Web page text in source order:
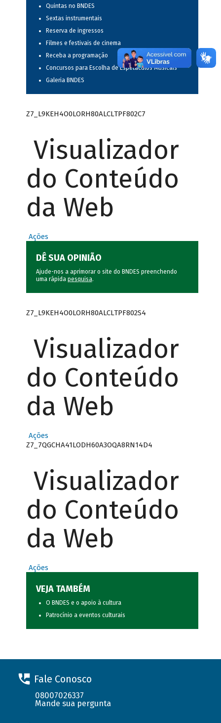
Quintas no BNDES
Sextas instrumentais
Reserva de ingressos
Filmes e festivais de cinema
Receba a programação
Concursos para Escolha de Espetáculos Musicais
Galeria BNDES
Z7_L9KEH4O0LORH80ALCLTPF802C7
Visualizador
do Conteúdo
da Web
Ações
DÊ SUA OPINIÃO
Ajude-nos a aprimorar o site do BNDES preenchendo
uma rápida pesquisa.
Z7_L9KEH4O0LORH80ALCLTPF802S4
Visualizador
do Conteúdo
da Web
Ações
Z7_7QGCHA41LODH60A3OQA8RN14D4
Visualizador
do Conteúdo
da Web
Ações
VEJA TAMBÉM
O BNDES e o apoio à cultura
Patrocínio a eventos culturais
Fale Conosco
08007026337
Mande sua pergunta